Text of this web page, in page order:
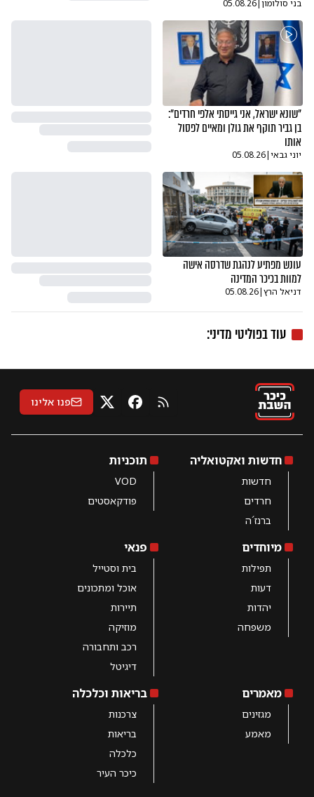
בני סולומון 05.08.26
"שונא ישראל, אני גייסתי אלפי חרדים":
בן גביר תוקף את גולן ומאיים לפסול
אותו
יוני גבאי|
05.08.26
עונש מפתיע לנהגת שדרסה אישה
למוות בכיכר המדינה
דניאל הרץ|
05.08.26
עוד בפוליטי מדיני:
RSS פייסבוק
X פנו אלינו
חדשות ואקטואליה
חדשות
חרדים
ברנז´ה
תוכניות
VOD
פודקאסטים
מיוחדים
תפילות
דעות
יהדות
משפחה
פנאי
בית וסטייל
אוכל ומתכונים
תיירות
מוזיקה
רכב ותחבורה
דיגיטל
מאמרים
מגזינים
מאמע
בריאות וכלכלה
צרכנות
בריאות
כלכלה
כיכר העיר